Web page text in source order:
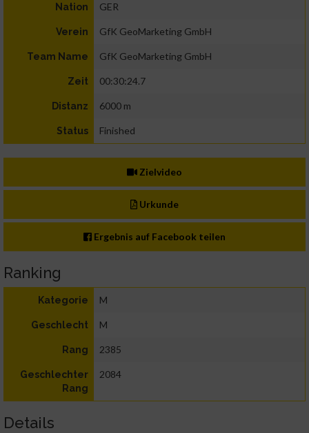
Nation GER
Verein GfK GeoMarketing GmbH
Team Name GfK GeoMarketing GmbH
Zeit 00:30:24.7
Distanz 6000 m
Status Finished
Zielvideo
Urkunde
Ergebnis auf Facebook teilen
Ranking
Kategorie M
Geschlecht M
Rang 2385
Geschlechter
Rang
2084
Details